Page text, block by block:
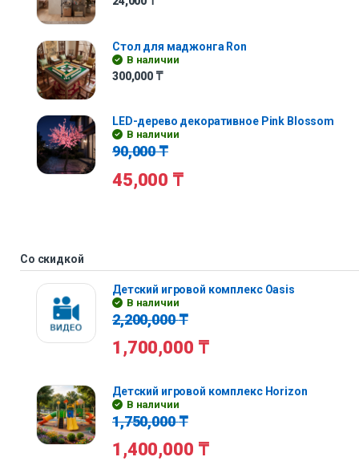
Стол для маджонга Ron
В наличии
300,000 ₸
LED-дерево декоративное Pink Blossom
В наличии
90,000₸
45,000 ₸
Со скидкой
Детский игровой комплекс Oasis
В наличии
2,200,000₸
1,700,000 ₸
Детский игровой комплекс Horizon
В наличии
1,750,000₸
1,400,000 ₸